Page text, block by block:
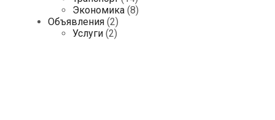
Экономика (8)
Объявления (2)
Услуги (2)